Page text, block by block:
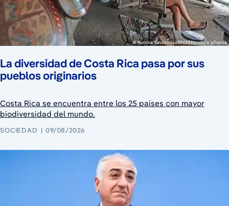
La diversidad de Costa Rica pasa por sus
pueblos originarios
Costa Rica se encuentra entre los 25 países con mayor
biodiversidad del mundo.
SOCIEDAD 09/08/2026